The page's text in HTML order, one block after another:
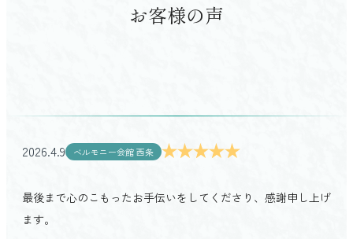
葬儀形式から探す TOP
一般葬
プライベートホール縁（ゆかり）
会館を探す TOP
愛媛県
お客様の声
2026.4.9 ベルモニー会館 西条
最後まで心のこもったお手伝いをしてくださり、感謝申し上げ
ます。